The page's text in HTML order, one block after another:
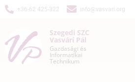
+36-62 425-322 info@vasvari.org
Szegedi SZC
Vasvári Pál
Gazdasági és
Informatikai
Technikum